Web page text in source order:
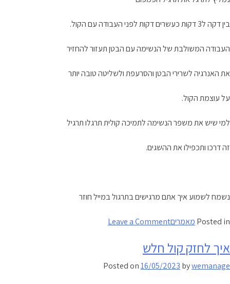
בין דקה ל3 דקות כעשרים דקות לפני העבודה עם הקול.
העבודה המשולבת של הנשימה עם הבטן תעזור להחזיר
את האנרגיה לשרירי הבטן והסרעפת ולשליטה טובה יותר
על עוצמת הקול.
למי שיש את משפר הנשימה לתמיכה קולית תרגלו תרגיל
זה דרכו ותכפילו את ההשגים.
נשמח לשמוע איך אתם מרגישים בתרגול במייל חוזר
Posted in מאמריםLeave a Comment
הקול
איך לחזק קול חלש
Posted on16/05/2023 bywemanage